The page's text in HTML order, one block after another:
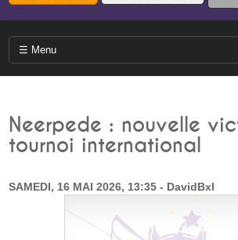
Neerpede : nouvelle
tournoi international
SAMEDI, 16 MAI 2026, 13:35 - DavidBxl